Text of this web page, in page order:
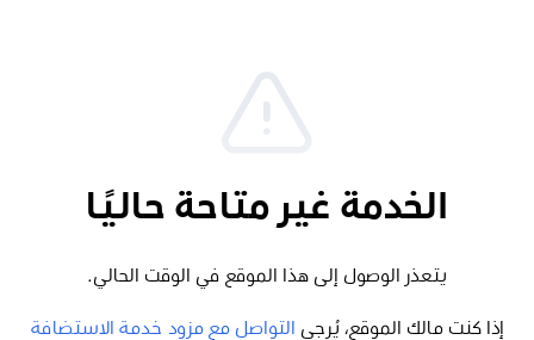
الخدمة غير متاحة حاليًا
يتعذر الوصول إلى هذا الموقع في الوقت الحالي.
إذا كنت مالك الموقع، يُرجى
التواصل مع مزود خدمة الاستضافة